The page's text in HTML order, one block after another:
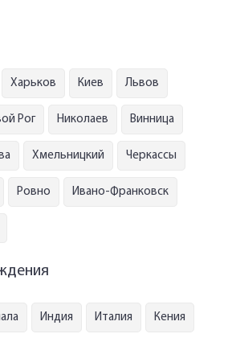
Харьков Киев Львов
Рог Николаев Винница
Хмельницкий Черкассы
Ровно Ивано-Франковск
Индия Италия Кения